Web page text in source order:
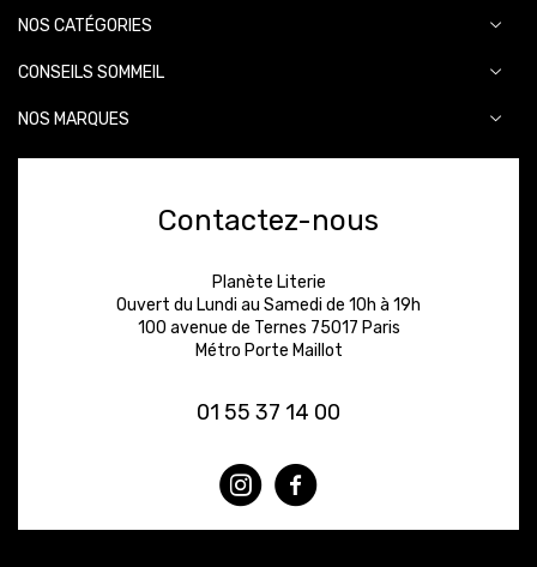
NOS CATÉGORIES
CONSEILS SOMMEIL
NOS MARQUES
Contactez-nous
Planète Literie
Ouvert du Lundi au Samedi de 10h à 19h
100 avenue de Ternes 75017 Paris
Métro Porte Maillot
01 55 37 14 00